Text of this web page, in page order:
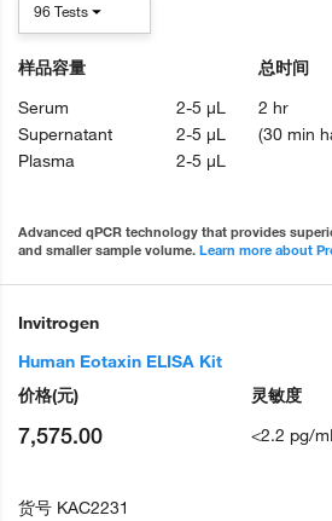
样品容量
Serum
2-5 µL
Supernatant
2-5 µL
Plasma
2-5 µL
总时间
2 hr
(30 min
96 Tests
Advanced qPCR technology that provides
and smaller sample volume. Learn more about
Invitrogen
Human Eotaxin ELISA Kit
灵敏度
<2.2 pg/
价格(元)
7,575.00
货号 KAC2231